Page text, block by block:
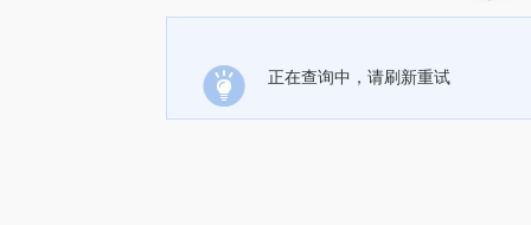
正在查询中，请刷新重试